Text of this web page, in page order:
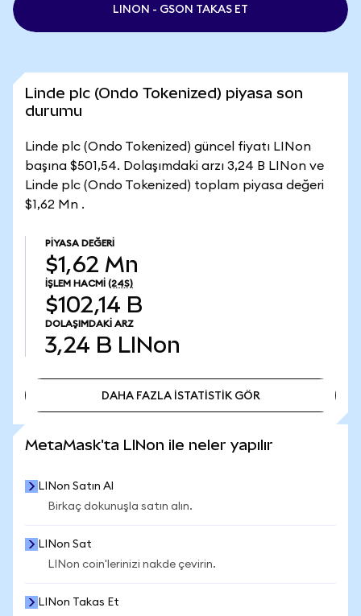
LINON - GSON TAKAS ET
Linde plc (Ondo Tokenized) piyasa son
durumu
Linde plc (Ondo Tokenized) güncel fiyatı LINon
başına $501,54. Dolaşımdaki arzı 3,24 B LINon ve
Linde plc (Ondo Tokenized) toplam piyasa değeri
$1,62 Mn .
PIYASA DEĞERI
$1,62 Mn
İŞLEM HACMI (24S)
$102,14 B
DOLAŞIMDAKI ARZ
3,24 B LINon
DAHA FAZLA İSTATİSTİK GÖR
MetaMask'ta LINon ile neler yapılır
LINon Satın Al
Birkaç dokunuşla satın alın.
LINon Sat
LINon coin'lerinizi nakde çevirin.
LINon Takas Et